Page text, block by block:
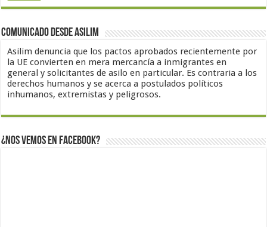
Comunicado desde Asilim
Asilim denuncia que los pactos aprobados recientemente por
la UE convierten en mera mercancía a inmigrantes en
general y solicitantes de asilo en particular. Es contraria a los
derechos humanos y se acerca a postulados políticos
inhumanos, extremistas y peligrosos.
¿Nos vemos en Facebook?